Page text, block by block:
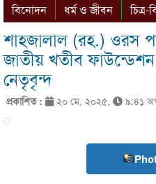
বিনোদন
ধর্ম ও জীবন চিত্র-
শাহজালাল (রহ.) ওরস
জাতীয় খতীব
নেতৃবৃন্দ
প্রকাশিত : ২০ মে, ২০২৫, ৯:৪১